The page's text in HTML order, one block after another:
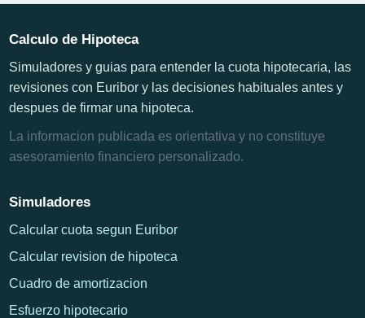
Calculo de Hipoteca
Simuladores y guias para entender la cuota hipotecaria, las
revisiones con Euribor y las decisiones habituales antes y
despues de firmar una hipoteca.
La informacion publicada es orientativa y no constituye
asesoramiento financiero personalizado.
Simuladores
Calcular cuota segun Euribor
Calcular revision de hipoteca
Cuadro de amortizacion
Esfuerzo hipotecario